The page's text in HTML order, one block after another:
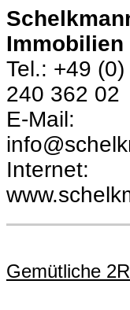
Immobilien
Tel.: +49
240 362 02
E-Mail:
Internet:
Gemütliche